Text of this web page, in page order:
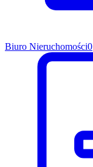
Biuro Nieruchomości0